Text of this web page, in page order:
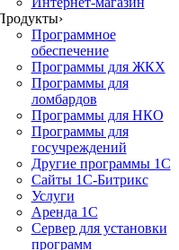
›
Программное
обеспечение
Программы для ЖКХ
Программы для
ломбардов
Программы для НКО
Программы для
госучреждений
Другие программы 1С
Сайты 1С-Битрикс
Услуги
Аренда 1С
Сервер для установки
программ